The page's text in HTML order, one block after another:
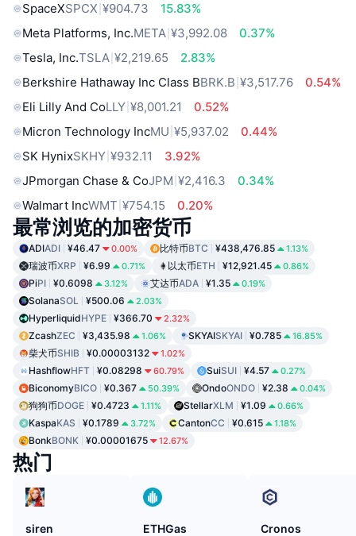
SpaceXSPCX ¥904.73
15.83%
Meta Platforms, Inc.META ¥3,992.08
0.37%
Tesla, Inc.TSLA ¥2,219.65
2.83%
Berkshire Hathaway Inc Class BBRK.B ¥3,517.76
0.54%
Eli Lilly And CoLLY ¥8,001.21
0.52%
Micron Technology IncMU ¥5,937.02
0.44%
SK HynixSKHY ¥932.11
3.92%
JPmorgan Chase & CoJPM ¥2,416.3
0.34%
Walmart IncWMT ¥754.15 0.20%
最常浏览的加密货币
ADIADI ¥46.47 0.00% 比特币BTC ¥438,476.85 1.13%
瑞波币XRP ¥6.99 0.71% 以太币ETH ¥12,921.45 0.86%
PiPI ¥0.6098 3.12% 艾达币ADA ¥1.35 0.19%
SolanaSOL ¥500.06 2.03%
HyperliquidHYPE ¥366.70 2.32%
ZcashZEC ¥3,435.98 1.06% SKYAISKYAI ¥0.785 16.85%
柴犬币SHIB ¥0.00003132 1.02%
HashflowHFT ¥0.08298 60.79% SuiSUI ¥4.57 0.27%
BiconomyBICO ¥0.367 50.39% OndoONDO ¥2.38 0.04%
狗狗币DOGE ¥0.4723 1.11% StellarXLM ¥1.09 0.66%
KaspaKAS ¥0.1789 3.72% CantonCC ¥0.615 1.18%
BonkBONK ¥0.00001675 12.67%
热门
siren
ETHGas
Cronos